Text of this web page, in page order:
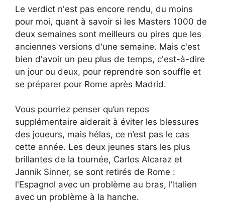
Le verdict n'est pas encore rendu, du moins
pour moi, quant à savoir si les Masters 1000 de
deux semaines sont meilleurs ou pires que les
anciennes versions d'une semaine. Mais c'est
bien d'avoir un peu plus de temps, c'est-à-dire
un jour ou deux, pour reprendre son souffle et
se préparer pour Rome après Madrid.
Vous pourriez penser qu’un repos
supplémentaire aiderait à éviter les blessures
des joueurs, mais hélas, ce n’est pas le cas
cette année. Les deux jeunes stars les plus
brillantes de la tournée, Carlos Alcaraz et
Jannik Sinner, se sont retirés de Rome :
l'Espagnol avec un problème au bras, l'Italien
avec un problème à la hanche.